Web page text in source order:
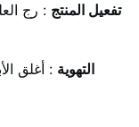
تفعيل المنتج : رج
التهوية